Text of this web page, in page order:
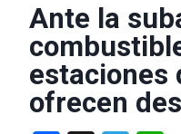
Ante la
estaciones
ofrecen